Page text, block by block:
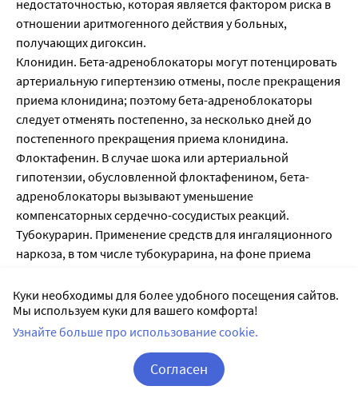
недостаточностью, которая является фактором риска в
отношении аритмогенного действия у больных,
получающих дигоксин.
Клонидин. Бета-адреноблокаторы могут потенцировать
артериальную гипертензию отмены, после прекращения
приема клонидина; поэтому бета-адреноблокаторы
следует отменять постепенно, за несколько дней до
постепенного прекращения приема клонидина.
Флоктафенин. В случае шока или артериальной
гипотензии, обусловленной флоктафенином, бета-
адреноблокаторы вызывают уменьшение
компенсаторных сердечно-сосудистых реакций.
Тубокурарин. Применение средств для ингаляционного
наркоза, в том числе тубокурарина, на фоне приема
развития артериальной гипотензии.
Амфотерицин В и глюкокортикостероиды. При
одновременном применении необходимо
контролировать уровень калия.
Слабительные средства. Не рекомендуется
одновременное применение со слабительными
Куки необходимы для более удобного посещения сайтов.
Мы используем куки для вашего комфорта!
Узнайте больше про использование cookie.
Согласен